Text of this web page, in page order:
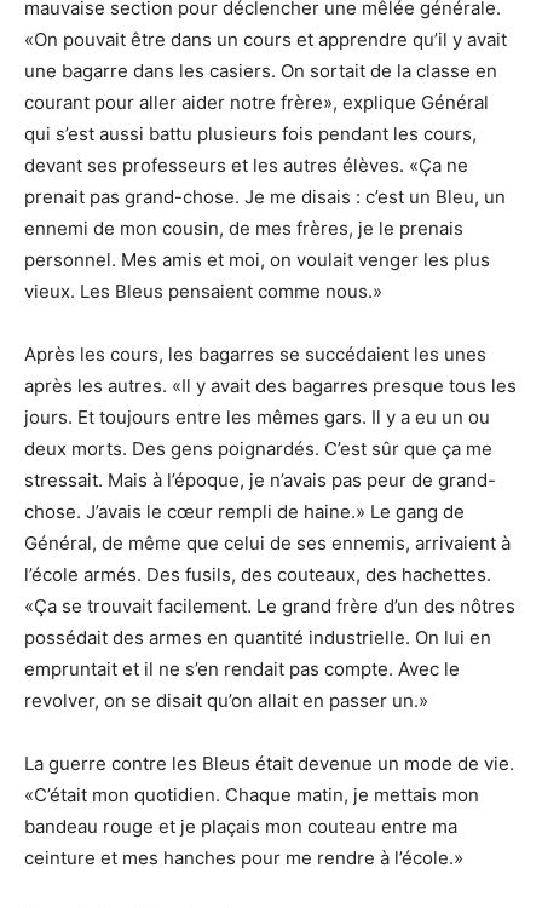
mauvaise section pour déclencher une mêlée générale.
«On pouvait être dans un cours et apprendre qu’il y avait
une bagarre dans les casiers. On sortait de la classe en
courant pour aller aider notre frère», explique Général
qui s’est aussi battu plusieurs fois pendant les cours,
devant ses professeurs et les autres élèves. «Ça ne
prenait pas grand-chose. Je me disais : c’est un Bleu, un
ennemi de mon cousin, de mes frères, je le prenais
personnel. Mes amis et moi, on voulait venger les plus
vieux. Les Bleus pensaient comme nous.»
Après les cours, les bagarres se succédaient les unes
après les autres. «Il y avait des bagarres presque tous les
jours. Et toujours entre les mêmes gars. Il y a eu un ou
deux morts. Des gens poignardés. C’est sûr que ça me
stressait. Mais à l’époque, je n’avais pas peur de grand-
chose. J’avais le cœur rempli de haine.» Le gang de
Général, de même que celui de ses ennemis, arrivaient à
l’école armés. Des fusils, des couteaux, des hachettes.
«Ça se trouvait facilement. Le grand frère d’un des nôtres
possédait des armes en quantité industrielle. On lui en
empruntait et il ne s’en rendait pas compte. Avec le
revolver, on se disait qu’on allait en passer un.»
La guerre contre les Bleus était devenue un mode de vie.
«C’était mon quotidien. Chaque matin, je mettais mon
bandeau rouge et je plaçais mon couteau entre ma
ceinture et mes hanches pour me rendre à l’école.»